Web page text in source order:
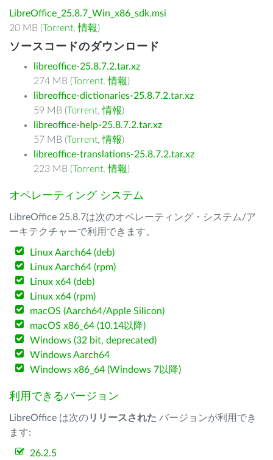
LibreOffice_25.8.7_Win_x86_sdk.msi
20 MB (Torrent,情報)
ソースコードのダウンロード
libreoffice-25.8.7.2.tar.xz
274 MB (Torrent,情報)
libreoffice-dictionaries-25.8.7.2.tar.xz
59 MB (Torrent,情報)
libreoffice-help-25.8.7.2.tar.xz
57 MB (Torrent,情報)
libreoffice-translations-25.8.7.2.tar.xz
223 MB (Torrent,情報)
オペレーティング システム
LibreOffice 25.8.7は次のオペレーティング・システム/ア
ーキテクチャーで利用できます。
Linux Aarch64 (deb)
Linux Aarch64 (rpm)
Linux x64 (deb)
Linux x64 (rpm)
macOS (Aarch64/Apple Silicon)
macOS x86_64 (10.14以降)
Windows (32 bit, deprecated)
Windows Aarch64
Windows x86_64 (Windows 7以降)
利用できるバージョン
LibreOffice は次のリリースされた バージョンが利用でき
ます:
26.2.5